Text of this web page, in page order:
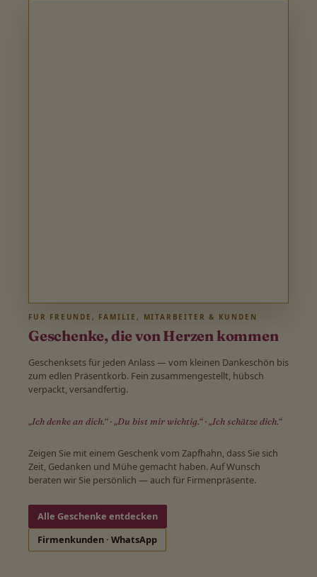
FÜR FREUNDE, FAMILIE, MITARBEITER & KUNDEN
Geschenke, die von Herzen kommen
Geschenksets für jeden Anlass — vom kleinen Dankeschön bis
zum edlen Präsentkorb. Fein zusammengestellt, hübsch
verpackt, versandfertig.
„Ich denke an dich.“ · „Du bist mir wichtig.“ · „Ich schätze dich.“
Zeigen Sie mit einem Geschenk vom Zapfhahn, dass Sie sich
Zeit, Gedanken und Mühe gemacht haben. Auf Wunsch
beraten wir Sie persönlich — auch für Firmenpräsente.
Alle Geschenke entdecken
Firmenkunden · WhatsApp